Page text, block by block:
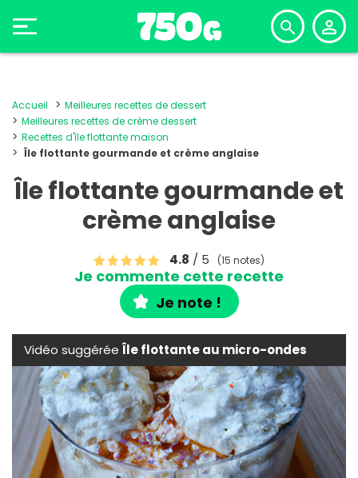
Accueil
Meilleures recettes de dessert
Meilleures recettes de crème dessert
Recettes d'île flottante maison
Île flottante gourmande et crème anglaise
Île flottante gourmande et
crème anglaise
4.8 / 5 (15 notes)
Je commente cette recette
Je note !
Vidéo suggérée Île flottante au micro-ondes